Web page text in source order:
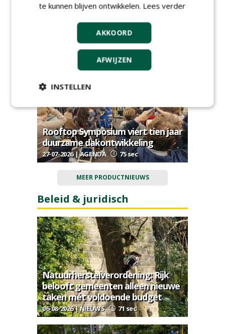
W&H Play introduceert pop-
upspeeleilanden
28-07-2026 | ARTIKEL 165 sec
Rooftop Symposium viert tien jaar
duurzame dakontwikkeling
27-07-2026 | AGENDA 75 sec
MEER PRODUCTNIEUWS
Beleid & juridisch
Natuurherstelverordening: Rijk
belooft gemeenten alleen nieuwe
taken mét voldoende budget
06-08-2026 | NIEUWS 71 sec
te kunnen blijven ontwikkelen. Lees verder
AKKOORD
AFWIJZEN
INSTELLEN